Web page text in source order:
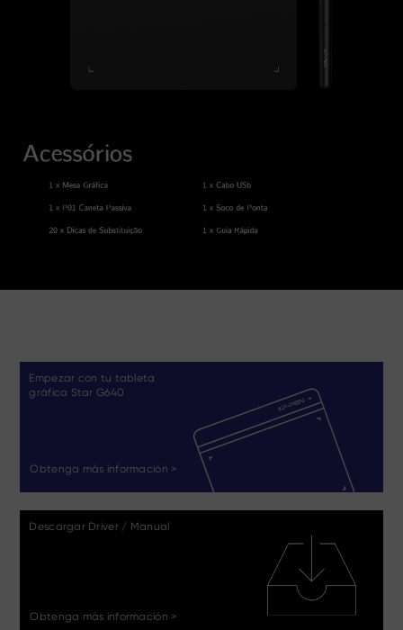
Empezar con tu tableta
gráfica Star G640
Obtenga más información >
Descargar Driver / Manual
Obtenga más información >